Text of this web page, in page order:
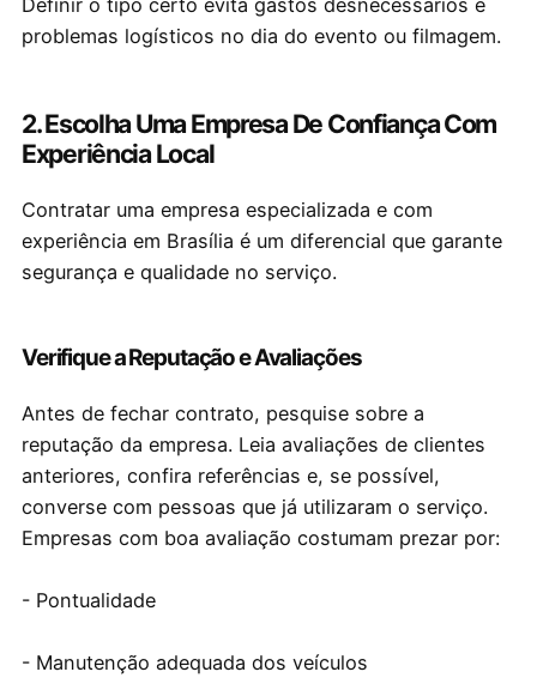
problemas logísticos no dia do evento ou filmagem.
2. Escolha Uma Empresa De Confiança Com
Experiência Local
Contratar uma empresa especializada e com
experiência em Brasília é um diferencial que garante
segurança e qualidade no serviço.
Verifique a Reputação e Avaliações
Antes de fechar contrato, pesquise sobre a
reputação da empresa. Leia avaliações de clientes
anteriores, confira referências e, se possível,
converse com pessoas que já utilizaram o serviço.
Empresas com boa avaliação costumam prezar por:
- Pontualidade
- Manutenção adequada dos veículos